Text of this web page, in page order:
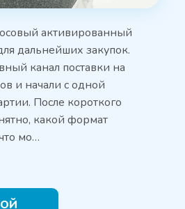
активированный
дальнейших закупок.
канал поставки на
и начали с одной
После короткого
какой формат
мо…